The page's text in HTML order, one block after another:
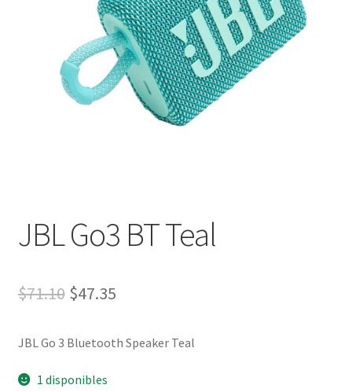
JBL Go3 BT Teal
$71.10 $47.35
JBL Go 3 Bluetooth Speaker Teal
1 disponibles